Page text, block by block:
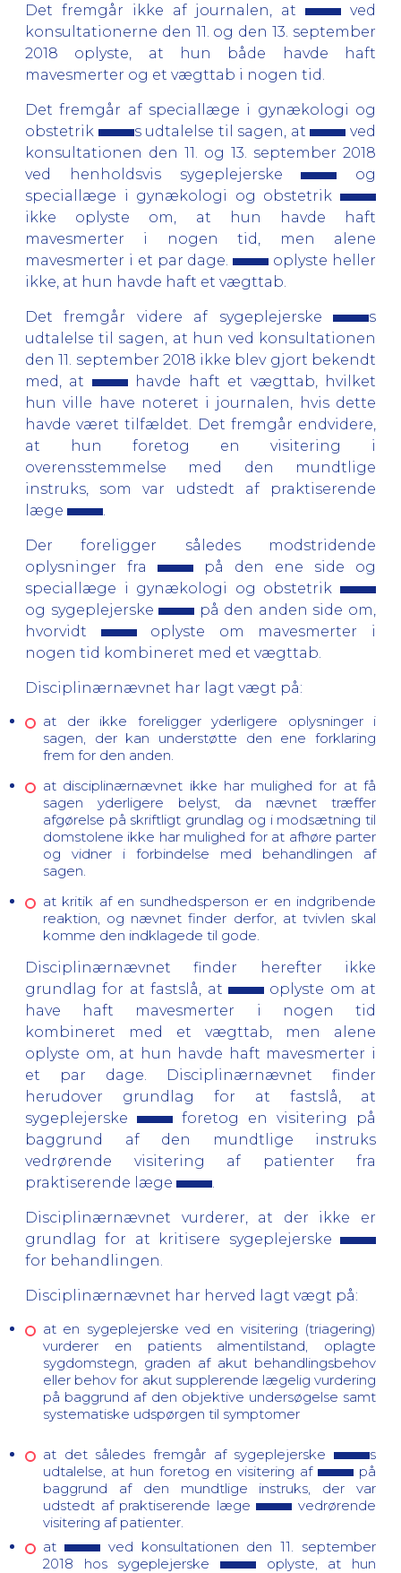
Det fremgår ikke af journalen, at
ved
konsultationerne den 11. og den 13. september
2018 oplyste, at hun både havde haft
mavesmerter og et vægttab i nogen tid.
Det fremgår af speciallæge i gynækologi og
obstetrik
s udtalelse til sagen, at
ved
konsultationen den 11. og 13. september 2018
ved henholdsvis sygeplejerske
og
speciallæge i gynækologi og obstetrik
ikke oplyste om, at hun havde haft
mavesmerter i nogen tid, men alene
mavesmerter i et par dage.
oplyste heller
ikke, at hun havde haft et vægttab.
Det fremgår videre af sygeplejerske
s
udtalelse til sagen, at hun ved konsultationen
den 11. september 2018 ikke blev gjort bekendt
med, at
havde haft et vægttab, hvilket
hun ville have noteret i journalen, hvis dette
havde været tilfældet. Det fremgår endvidere,
at hun foretog en visitering i
overensstemmelse med den mundtlige
instruks, som var udstedt af praktiserende
læge
Der foreligger således modstridende
oplysninger fra
på den ene side og
speciallæge i gynækologi og obstetrik
og sygeplejerske
på den anden side om,
hvorvidt
oplyste om mavesmerter i
nogen tid kombineret med et vægttab.
Disciplinærnævnet har lagt vægt på:
at der ikke foreligger yderligere oplysninger i
sagen, der kan understøtte den ene forklaring
frem for den anden.
at disciplinærnævnet ikke har mulighed for at få
sagen yderligere belyst, da nævnet træffer
afgørelse på skriftligt grundlag og i modsætning til
domstolene ikke har mulighed for at afhøre parter
og vidner i forbindelse med behandlingen af
sagen.
at kritik af en sundhedsperson er en indgribende
reaktion, og nævnet finder derfor, at tvivlen skal
komme den indklagede til gode.
Disciplinærnævnet finder herefter ikke
grundlag for at fastslå, at
oplyste om at
have haft mavesmerter i nogen tid
kombineret med et vægttab, men alene
oplyste om, at hun havde haft mavesmerter i
et par dage. Disciplinærnævnet finder
herudover grundlag for at fastslå, at
sygeplejerske
foretog en visitering på
baggrund af den mundtlige instruks
vedrørende visitering af patienter fra
praktiserende læge
Disciplinærnævnet vurderer, at der ikke er
grundlag for at kritisere sygeplejerske
for behandlingen.
Disciplinærnævnet har herved lagt vægt på:
at en sygeplejerske ved en visitering (triagering)
vurderer en patients almentilstand, oplagte
sygdomstegn, graden af akut behandlingsbehov
eller behov for akut supplerende lægelig vurdering
på baggrund af den objektive undersøgelse samt
systematiske udspørgen til symptomer
at det således fremgår af sygeplejerske
s
udtalelse, at hun foretog en visitering af
på
baggrund af den mundtlige instruks, der var
udstedt af praktiserende læge
vedrørende
visitering af patienter.
at
ved konsultationen den 11. september
2018 hos sygeplejerske
oplyste, at hun